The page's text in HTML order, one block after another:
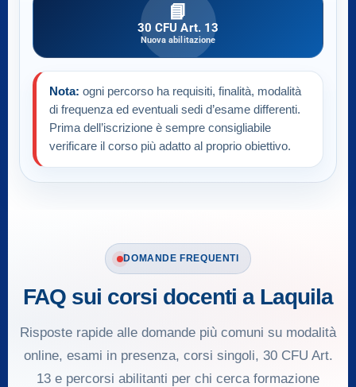
📘
30 CFU Art. 13
Nuova abilitazione
Nota: ogni percorso ha requisiti, finalità, modalità
di frequenza ed eventuali sedi d’esame differenti.
Prima dell’iscrizione è sempre consigliabile
verificare il corso più adatto al proprio obiettivo.
DOMANDE FREQUENTI
FAQ sui corsi docenti a Laquila
Risposte rapide alle domande più comuni su modalità
online, esami in presenza, corsi singoli, 30 CFU Art.
13 e percorsi abilitanti per chi cerca formazione